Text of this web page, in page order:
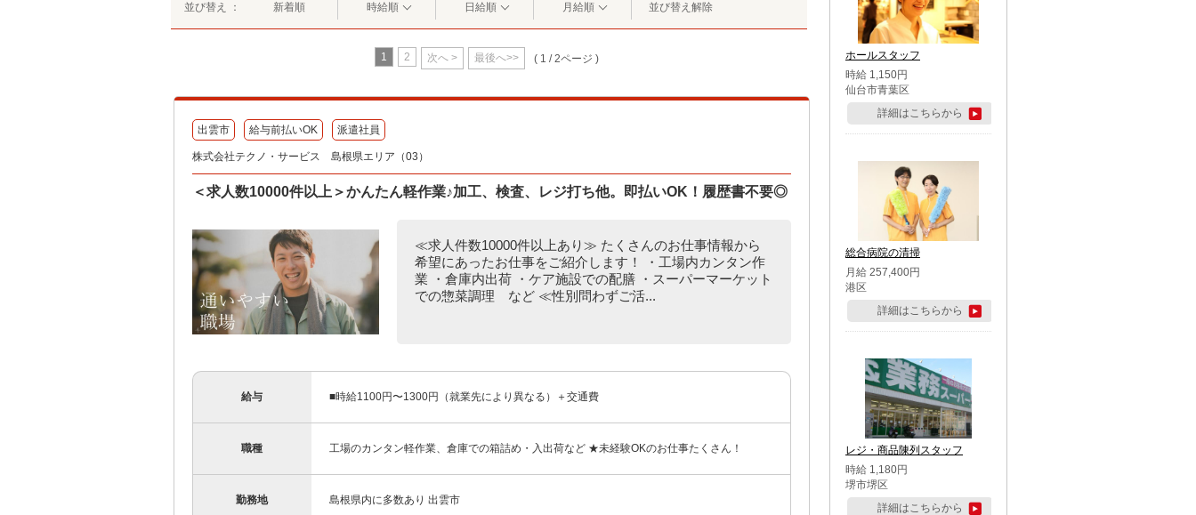
並び替え ： 新着順 時給順 日給順 月給順 並び替え解除
1 2 次へ > 最後へ>> ( 1 / 2ページ )
出雲市 給与前払いOK 派遣社員
株式会社テクノ・サービス 島根県エリア（03）
＜求人数10000件以上＞かんたん軽作業♪加工、検査、レジ打ち他。即払いOK！履歴書不要◎
≪求人件数10000件以上あり≫ たくさんのお仕事情報から
希望にあったお仕事をご紹介します！ ・工場内カンタン作
業 ・倉庫内出荷 ・ケア施設での配膳 ・スーパーマーケット
での惣菜調理 など ≪性別問わずご活...
給与 ■時給1100円〜1300円（就業先により異なる）＋交通費
職種 工場のカンタン軽作業、倉庫での箱詰め・入出荷など ★未経験OKのお仕事たくさん！
勤務地 島根県内に多数あり 出雲市
ホールスタッフ
時給 1,150円
仙台市青葉区
詳細はこちらから
総合病院の清掃
月給 257,400円
港区
詳細はこちらから
レジ・商品陳列スタッフ
時給 1,180円
堺市堺区
詳細はこちらから